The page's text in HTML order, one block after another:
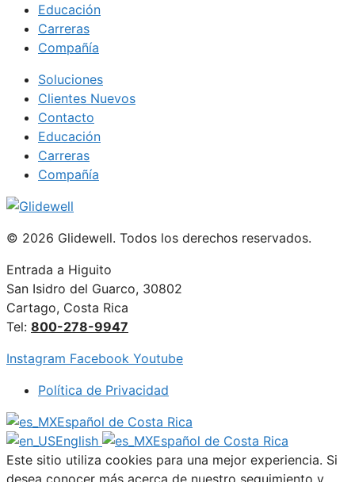
Educación
Carreras
Compañía
Soluciones
Clientes Nuevos
Contacto
Educación
Carreras
Compañía
© 2026 Glidewell. Todos los derechos reservados.
Entrada a Higuito
San Isidro del Guarco, 30802
Cartago, Costa Rica
Tel: 800-278-9947
Instagram Facebook Youtube
Política de Privacidad
Español de Costa Rica
English
Español de Costa Rica
Este sitio utiliza cookies para una mejor experiencia. Si
desea conocer más acerca de nuestro seguimiento y